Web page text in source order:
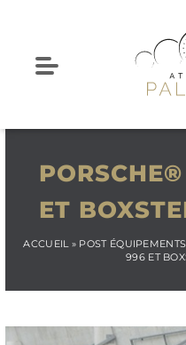
ET
ACCUEIL» POST
996 ET